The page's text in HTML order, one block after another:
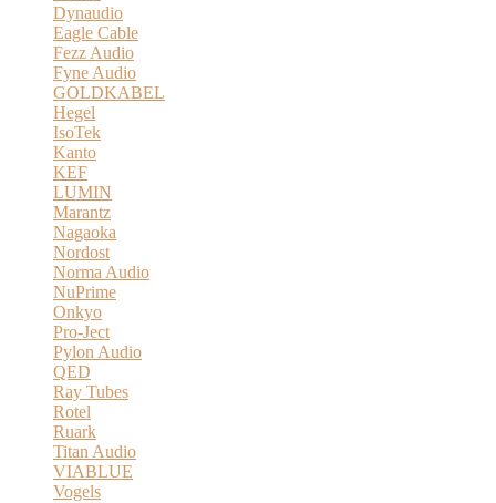
Dynaudio
Eagle Cable
Fezz Audio
Fyne Audio
GOLDKABEL
Hegel
IsoTek
Kanto
KEF
LUMIN
Marantz
Nagaoka
Nordost
Norma Audio
NuPrime
Onkyo
Pro-Ject
Pylon Audio
QED
Ray Tubes
Rotel
Ruark
Titan Audio
VIABLUE
Vogels